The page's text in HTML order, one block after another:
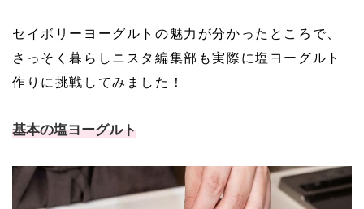
セイボリーヨーグルトの魅力が分かったところで、
さっそく暮らしニスタ編集部も実際に塩ヨーグルト
作りに挑戦してみました！
基本の塩ヨーグルト